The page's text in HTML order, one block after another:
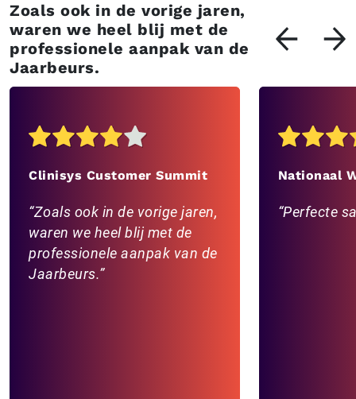
Zoals ook in de vorige jaren,
waren we heel blij met de
professionele aanpak van de
Jaarbeurs.
Clinisys Customer Summit
Zoals ook in de vorige jaren,
waren we heel blij met de
professionele aanpak van de
Jaarbeurs.
Nationaal
Perfecte